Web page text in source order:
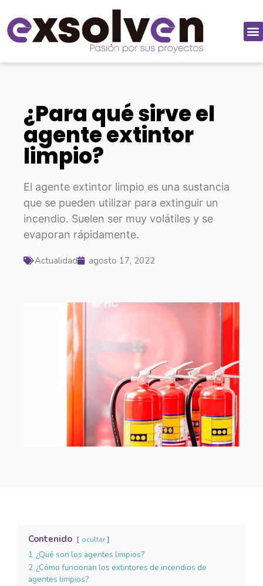
¿Para qué sirve el
agente extintor
limpio?
El agente extintor limpio es una sustancia
que se pueden utilizar para extinguir un
incendio. Suelen ser muy volátiles y se
evaporan rápidamente.
Actualidad agosto 17, 2022
Contenido ocultar
1 ¿Qué son los agentes limpios?
2 ¿Cómo funcionan los extintores de incendios de
agentes limpios?